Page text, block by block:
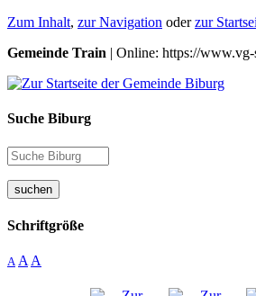
Zum Inhalt, zur Navigation oderzur
Gemeinde Train | Online: https://www.vg-
Suche Biburg
suchen
Schriftgröße
A A A